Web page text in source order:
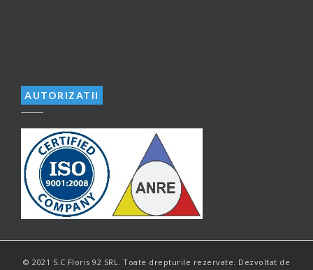
AUTORIZATII
© 2021 S.C Floris 92 SRL. Toate drepturile rezervate. Dezvoltat de